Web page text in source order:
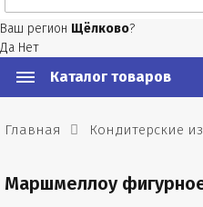
Ваш регион Щёлково?
Да Нет
Каталог товаров
Главная Кондитерские
Маршмеллоу